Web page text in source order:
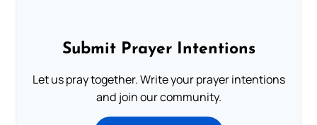
Submit Prayer Intentions
Let us pray together. Write your prayer intentions
and join our community.